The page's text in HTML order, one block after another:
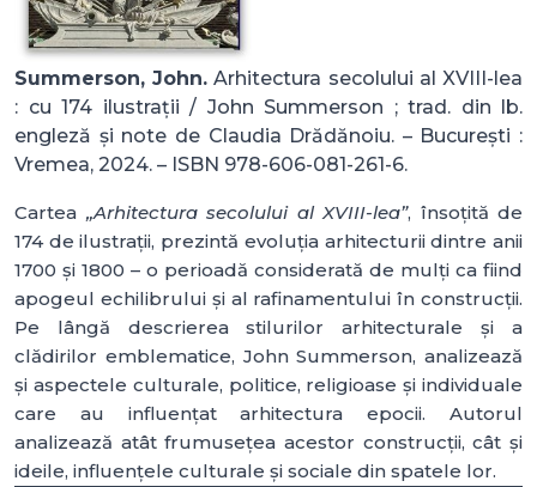
Summerson, John. Arhitectura secolului al XVIII-lea
: cu 174 ilustrații / John Summerson ; trad. din lb.
engleză și note de Claudia Drădănoiu. – București :
Vremea, 2024. – ISBN 978-606-081-261-6.
Cartea „Arhitectura secolului al XVIII-lea”, însoțită de
174 de ilustrații, prezintă evoluția arhitecturii dintre anii
1700 și 1800 – o perioadă considerată de mulți ca fiind
apogeul echilibrului și al rafinamentului în construcții.
Pe lângă descrierea stilurilor arhitecturale și a
clădirilor emblematice, John Summerson, analizează
și aspectele culturale, politice, religioase și individuale
care au influențat arhitectura epocii. Autorul
analizează atât frumusețea acestor construcții, cât și
ideile, influențele culturale și sociale din spatele lor.